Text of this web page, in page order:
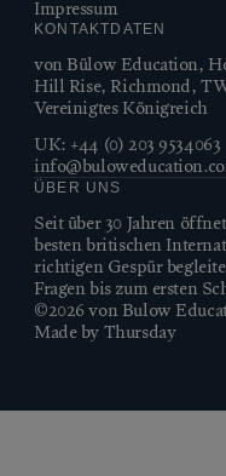
Impressum
KONTAKTDATEN
von Bülow Education,
Hill Rise, Richmond,
Vereinigtes Königreich
UK: +44 (0) 203 9534063
ÜBER UNS
Seit über 30 Jahren
besten britischen
richtigen Gespür
Fragen bis zum ersten
©2026 von Bulow
Made by Thursday